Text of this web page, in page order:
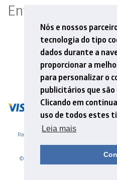
Nós e nossos
tecnologia do tipo
dados durante a
proporcionar a
para personalizar o
publicitários que são
Clicando em
uso de todos estes
Leia mais
Entre em contato
Rua Professor Aprígio
São Judas, São
Tel: +55 11
E-mail:
Razão Social - MATHEMA ASSESSORIA
© 2026. Mathema - Formação e
NascerWeb e Amí